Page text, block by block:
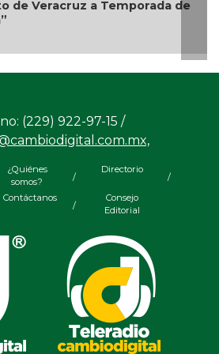
a Temporada de
¿Quiénes
/
Directorio
Editorial